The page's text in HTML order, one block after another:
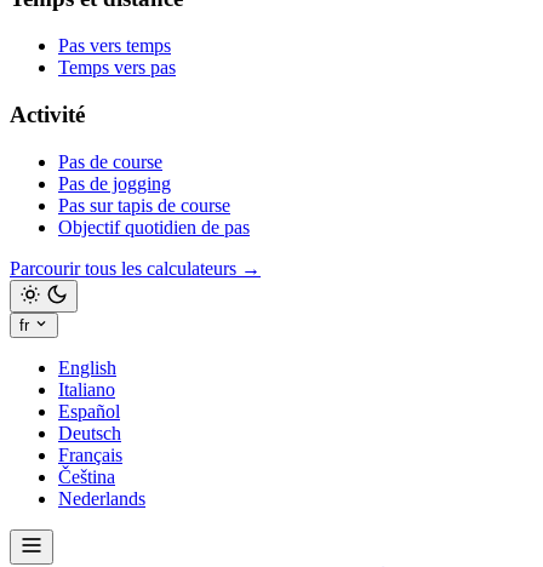
Pas vers temps
Temps vers pas
Activité
Pas de course
Pas de jogging
Pas sur tapis de course
Objectif quotidien de pas
Parcourir tous les calculateurs →
fr
English
Italiano
Español
Deutsch
Français
Čeština
Nederlands